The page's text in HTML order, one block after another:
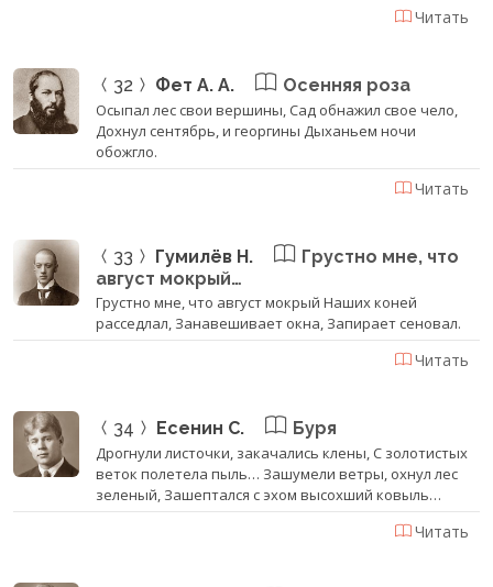
Читать
32 Фет А. А. Осенняя роза
Осыпал лес свои вершины, Сад обнажил свое чело,
Дохнул сентябрь, и георгины Дыханьем ночи
обожгло.
Читать
33 Гумилёв Н.
Грустно мне, что
август мокрый…
Грустно мне, что август мокрый Наших коней
расседлал, Занавешивает окна, Запирает сеновал.
Читать
34 Есенин С. Буря
Дрогнули листочки, закачались клены, С золотистых
веток полетела пыль… Зашумели ветры, охнул лес
зеленый, Зашептался с эхом высохший ковыль…
Читать